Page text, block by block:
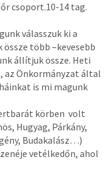
csoport.10-14 tag.
válasszuk ki a
több –kevesebb
állítjuk össze. Heti
az Önkormányzat által
is mi magunk
körben volt
Hugyag, Párkány,
Budakalász…)
vetélkedőn, ahol